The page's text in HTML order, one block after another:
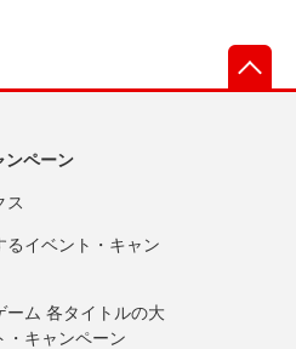
ンペーン
ス
るイベント・キャン
ーム 各タイトルの大
・キャンペーン